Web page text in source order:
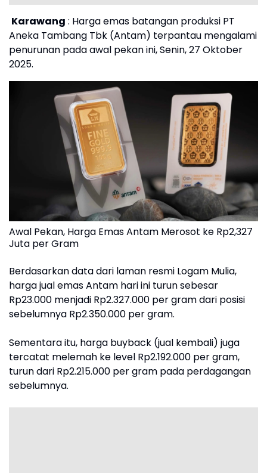
Karawang : Harga emas batangan produksi PT
Aneka Tambang Tbk (Antam) terpantau mengalami
penurunan pada awal pekan ini, Senin, 27 Oktober
2025.
Awal Pekan, Harga Emas Antam Merosot ke Rp2,327
Juta per Gram
Berdasarkan data dari laman resmi Logam Mulia,
harga jual emas Antam hari ini turun sebesar
Rp23.000 menjadi Rp2.327.000 per gram dari posisi
sebelumnya Rp2.350.000 per gram.
Sementara itu, harga buyback (jual kembali) juga
tercatat melemah ke level Rp2.192.000 per gram,
turun dari Rp2.215.000 per gram pada perdagangan
sebelumnya.